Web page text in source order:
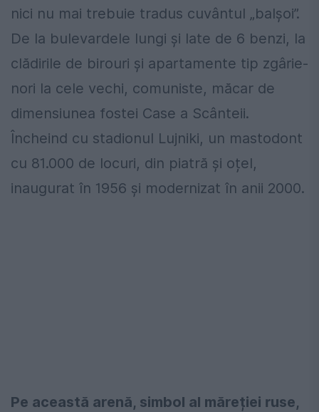
nici nu mai trebuie tradus cuvântul „balșoi”.
De la bulevardele lungi și late de 6 benzi, la
clădirile de birouri și apartamente tip zgârie-
nori la cele vechi, comuniste, măcar de
dimensiunea fostei Case a Scânteii.
Încheind cu stadionul Lujniki, un mastodont
cu 81.000 de locuri, din piatră și oțel,
inaugurat în 1956 și modernizat în anii 2000.
Pe această arenă, simbol al măreției ruse,